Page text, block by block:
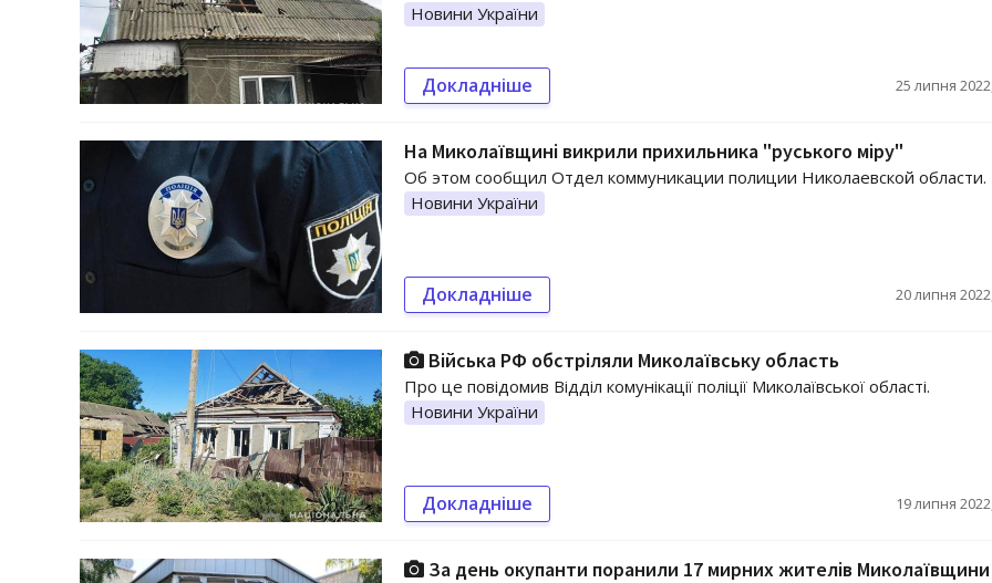
Новини України
Докладніше 25 липня
На Миколаївщині викрили прихильника "руського міру"
Об этом сообщил Отдел коммуникации полиции Николаевской области.
Новини України
Докладніше 20 липня
Війська РФ обстріляли Миколаївську область
Про це повідомив Відділ комунікації поліції Миколаївської області.
Новини України
Докладніше 19 липня
За день окупанти поранили 17 мирних жителів Миколаївщини